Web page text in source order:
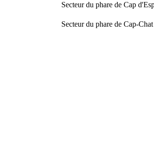
Secteur du phare de Cap
Secteur du phare de Cap-Chat